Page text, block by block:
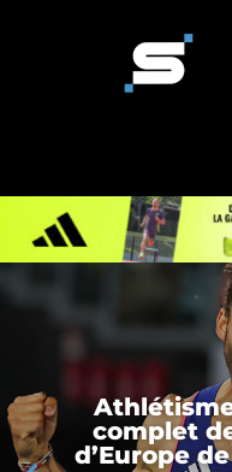
complet
d’Europe